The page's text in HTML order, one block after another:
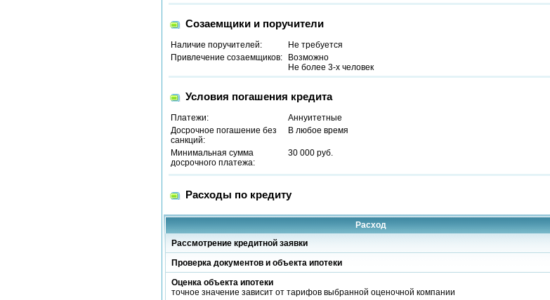
Созаемщики и поручители
Наличие поручителей:
Не требуется
Привлечение созаемщиков:
Возможно
Не более 3-х человек
Условия погашения кредита
Платежи:
Аннуитетные
Досрочное погашение без
санкций:
В любое время
Минимальная сумма
досрочного платежа:
30 000 руб.
Расходы по кредиту
Расход
Рассмотрение кредитной заявки
Проверка документов и объекта ипотеки
Оценка объекта ипотеки
точное значение зависит от тарифов выбранной оценочной компании